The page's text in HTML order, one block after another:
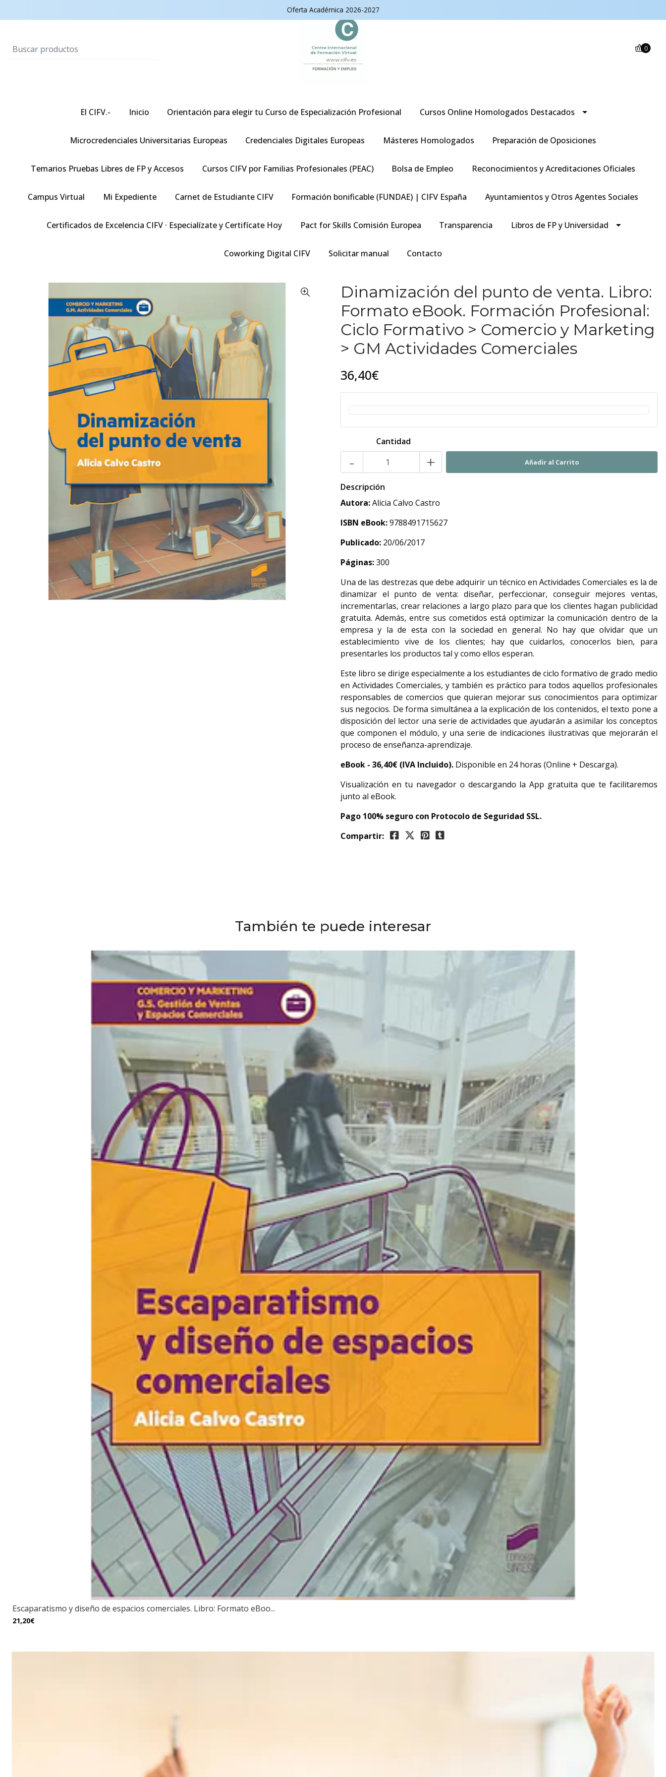
Oferta Académica 2026-2027
0
El CIFV.- Inicio Orientación para elegir tu Curso de Especialización Profesional Cursos Online Homologados Destacados
Microcredenciales Universitarias Europeas Credenciales Digitales Europeas Másteres Homologados Preparación de Oposiciones
Temarios Pruebas Libres de FP y Accesos Cursos CIFV por Familias Profesionales (PEAC) Bolsa de Empleo Reconocimientos y Acreditaciones Oficiales
Campus Virtual Mi Expediente Carnet de Estudiante CIFV Formación bonificable (FUNDAE) | CIFV España Ayuntamientos y Otros Agentes Sociales
Certificados de Excelencia CIFV · Especialízate y Certifícate Hoy Pact for Skills Comisión Europea Transparencia Libros de FP y Universidad
Coworking Digital CIFV Solicitar manual Contacto
Dinamización del punto de venta. Libro:
Formato eBook. Formación Profesional:
Ciclo Formativo > Comercio y Marketing
> GM Actividades Comerciales
36,40€
Cantidad
- +
Descripción
Autora:Alicia Calvo Castro
ISBN eBook:9788491715627
Publicado: 20/06/2017
Páginas:300
Una de las destrezas que debe adquirir un técnico en Actividades Comerciales es la de
dinamizar el punto de venta: diseñar, perfeccionar, conseguir mejores ventas,
incrementarlas, crear relaciones a largo plazo para que los clientes hagan publicidad
gratuita. Además, entre sus cometidos está optimizar la comunicación dentro de la
empresa y la de esta con la sociedad en general. No hay que olvidar que un
establecimiento vive de los clientes; hay que cuidarlos, conocerlos bien, para
presentarles los productos tal y como ellos esperan.
Este libro se dirige especialmente a los estudiantes de ciclo formativo de grado medio
en Actividades Comerciales, y también es práctico para todos aquellos profesionales
responsables de comercios que quieran mejorar sus conocimientos para optimizar
sus negocios. De forma simultánea a la explicación de los contenidos, el texto pone a
disposición del lector una serie de actividades que ayudarán a asimilar los conceptos
que componen el módulo, y una serie de indicaciones ilustrativas que mejorarán el
proceso de enseñanza-aprendizaje.
eBook - 36,40€ (IVA Incluido). Disponible en 24 horas (Online + Descarga).
Visualización en tu navegador o descargando la App gratuita que te facilitaremos
junto al eBook.
Pago 100% seguro con Protocolo de Seguridad SSL.
Compartir:
También te puede interesar
Escaparatismo y diseño de espacios comerciales. Libro: Formato eBoo...
21,20€